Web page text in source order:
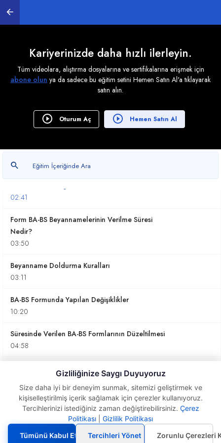
Kariyerinizde daha hızlı ilerleyin.
Tüm videolara, alıştırma dosyalarına ve sertifikalarına erişmek için
abone olun ya da sadece bu eğitim setini Hemen Satın Al'a tıklayarak
satın alın.
Oturum Aç Hemen Satın Al
1. BA-BS Hakkında Tüm Detaylar
BA-BS NEDİR?
BA-BS'de Düzenlenecek Belgeler
09:34
02:41
Form BA-BS Beyannamelerinin Verilme Süresi
Nedir?
03:50
Beyanname Doldurma Kuralları
03:11
BA-BS Formunda Yapılan Değişiklikler
10:20
Süresinde Verilen BA-BS Formlarının Düzeltilmesi
04:58
Form Ba-Bs İle İlgı̇lı̇ Özellı̇klı̇ Durumlar
Form Ba-Bs İle İlgı̇lı̇ Önemli Noktalar
05:57
Form BA-BS Neden Önemlidir?
Form Ba-Bs İle İlgı̇lı̇
Önemli Noktalar
Gizliliğinize Saygı Duyuyoruz
Size daha iyi bir deneyim sunmak, sitemizi geliştirmek ve
kişiselleştirilmiş içerik sağlamak için çerezler kullanıyoruz.
Tercihlerinizi istediğiniz zaman değiştirebilirsiniz. Çerez
Politikası
Gizlilik Politikası
Tümünü Kabul Et
Tercihleri Yönet Zorunlu Çerezleri